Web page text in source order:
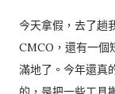
今天拿假，去了趟
CMCO，還有一個
滿地了。今年還